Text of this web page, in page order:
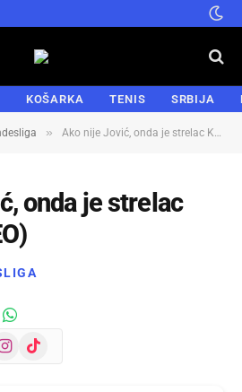
KOŠARKA TENIS SRBIJA
» Ako nije Jović, onda je strelac Kostić! (VIDEO)
onda je strelac
TikTok